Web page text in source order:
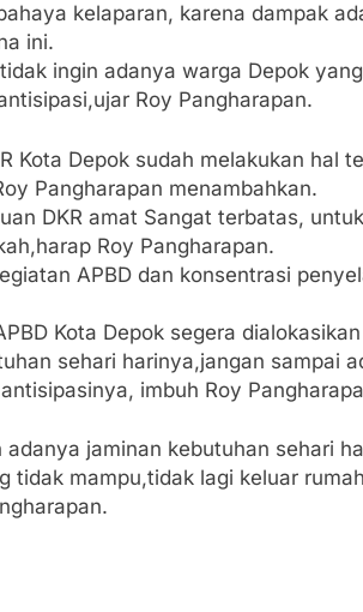
kelaparan, karena dampak
ini.
ingin adanya warga Depok
Roy Pangharapan.
Kota Depok sudah melakukan hal
Pangharapan menambahkan.
DKR amat Sangat terbatas,
Roy Pangharapan.
APBD dan konsentrasi
Kota Depok segera
sehari harinya,jangan sampai
imbuh Roy
adanya jaminan kebutuhan sehari
tidak mampu,tidak lagi keluar